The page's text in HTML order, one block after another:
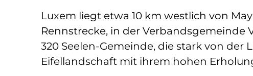
Luxem liegt etwa 10 km westlich von
Rennstrecke, in der Verbandsgemeinde
320 Seelen-Gemeinde, die stark von
Eifellandschaft mit ihrem hohen